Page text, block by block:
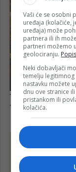
Vaši će se osobni
uređaja (kolačiće,
uređaja) može
partnera ili ih
partneri možemo
geolociranju.
Neki dobavljači
temelju legitimnog
nastavku možete
dnu ove stranice
pristankom ili
kolačića.